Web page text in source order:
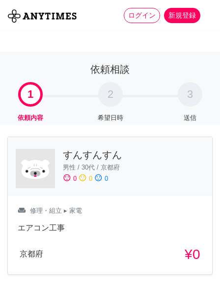
ログイン 新規登録
全て 家事 more_horiz
依頼相談
1
依頼内容
2
希望日時
3
送信
すんすんすん
男性 / 30代 / 京都府
sentiment_satisfied 0 sentiment_neutral 0 sentiment_dissatisfied 0
weekend 修理・組立 ▸ 家電
エアコン工事
京都府 ¥0